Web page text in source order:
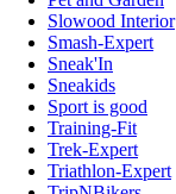
Slowood Interior
Smash-Expert
Sneak'In
Sneakids
Sport is good
Training-Fit
Trek-Expert
Triathlon-Expert